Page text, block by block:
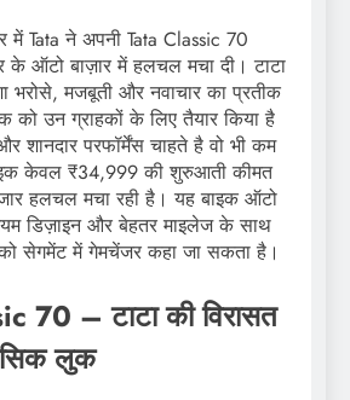
में Tata ने अपनी Tata Classic 70
के ऑटो बाज़ार में हलचल मचा दी। टाटा
भरोसे, मजबूती और नवाचार का प्रतीक
को उन ग्राहकों के लिए तैयार किया है
शानदार परफॉर्मेंस चाहते है वो भी कम
केवल ₹34,999 की शुरुआती कीमत
हलचल मचा रही है। यह बाइक ऑटो
डिज़ाइन और बेहतर माइलेज के साथ
सेगमेंट में गेमचेंजर कहा जा सकता है।
70 – टाटा की विरासत
लुक